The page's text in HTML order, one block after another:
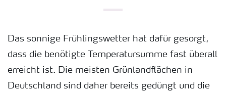
Das sonnige Frühlingswetter hat dafür gesorgt,
dass die benötigte Temperatursumme fast überall
erreicht ist. Die meisten Grünlandflächen in
Deutschland sind daher bereits gedüngt und die